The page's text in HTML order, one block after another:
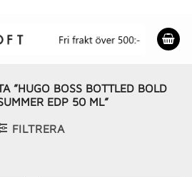
”HUGO BOSS BOTTLED BOLD
EDP 50 ML”
FILTRERA